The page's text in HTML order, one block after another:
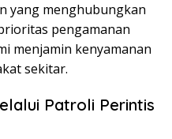
yang menghubungkan
pengamanan
menjamin kenyamanan
sekitar.
Patroli Perintis